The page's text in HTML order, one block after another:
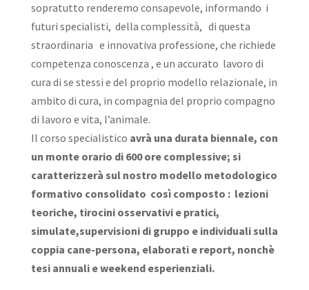
sopratutto renderemo consapevole, informando i
futuri specialisti, della complessità, di questa
straordinaria e innovativa professione, che richiede
competenza conoscenza , e un accurato lavoro di
cura di se stessi e del proprio modello relazionale, in
ambito di cura, in compagnia del proprio compagno
di lavoro e vita, l’animale.
Il corso specialistico avrà una durata biennale, con
un monte orario di 600 ore complessive; si
caratterizzerà sul nostro modello metodologico
formativo consolidato così composto : lezioni
teoriche, tirocini osservativi e pratici,
simulate,supervisioni di gruppo e individuali sulla
coppia cane-persona, elaborati e report, nonchè
tesi annuali e weekend esperienziali.